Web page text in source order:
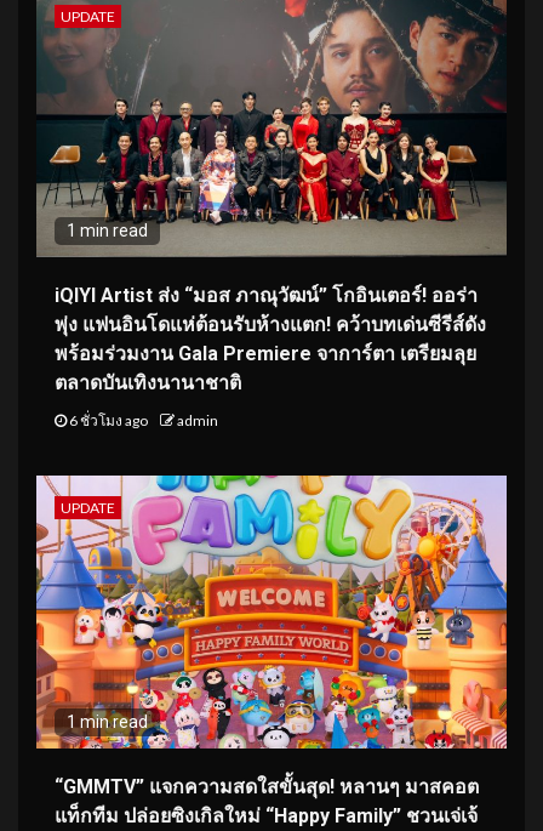
UPDATE
1 min read
iQIYI Artist ส่ง “มอส ภาณุวัฒน์” โกอินเตอร์! ออร่า
พุ่ง แฟนอินโดแห่ต้อนรับห้างแตก! คว้าบทเด่นซีรีส์ดัง
พร้อมร่วมงาน Gala Premiere จาการ์ตา เตรียมลุย
ตลาดบันเทิงนานาชาติ
6 ชั่วโมง ago admin
UPDATE
1 min read
“GMMTV” แจกความสดใสขั้นสุด! หลานๆ มาสคอต
แท็กทีม ปล่อยซิงเกิลใหม่ “Happy Family” ชวนเจ่เจ้